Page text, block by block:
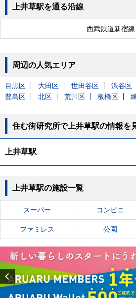
上井草駅を通る沿線
西武鉄道新宿線
周辺の人気エリア
目黒区 大田区 世田谷区 渋谷区
豊島区
北区 荒川区 板橋区
住む街研究所で上井草駅の情報を
上井草駅
上井草駅の施設一覧
スーパー コンビニ
ファミレス 公園
Previous